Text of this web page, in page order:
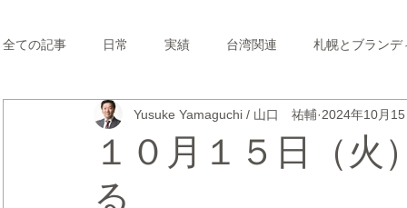
全ての記事 日常 実績 台湾関連 札幌とブランデ
リブランディング® さとうきび繊維のストロー 中国
CRMブランディング®
１０月１５日（
る
Yusuke Yamaguchi / 山口 祐輔 2024年10月